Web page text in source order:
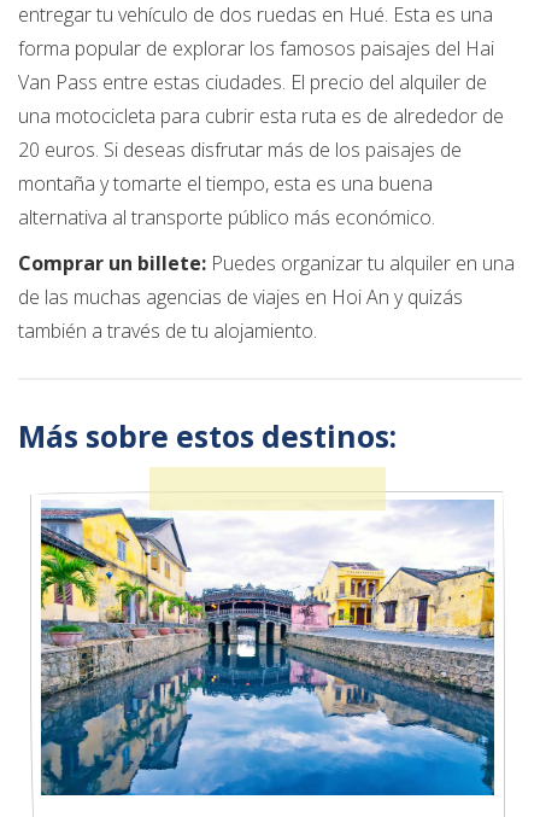
entregar tu vehículo de dos ruedas en Hué. Esta es una
forma popular de explorar los famosos paisajes del Hai
Van Pass entre estas ciudades. El precio del alquiler de
una motocicleta para cubrir esta ruta es de alrededor de
20 euros. Si deseas disfrutar más de los paisajes de
montaña y tomarte el tiempo, esta es una buena
alternativa al transporte público más económico.
Comprar un billete: Puedes organizar tu alquiler en una
de las muchas agencias de viajes en Hoi An y quizás
también a través de tu alojamiento.
Más sobre estos destinos: